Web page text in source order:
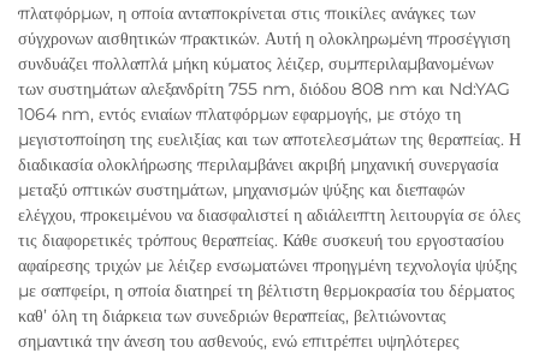
πλατφόρμων, η οποία ανταποκρίνεται στις ποικίλες ανάγκες των
σύγχρονων αισθητικών πρακτικών. Αυτή η ολοκληρωμένη προσέγγιση
συνδυάζει πολλαπλά μήκη κύματος λέιζερ, συμπεριλαμβανομένων
των συστημάτων αλεξανδρίτη 755 nm, διόδου 808 nm και Nd:YAG
1064 nm, εντός ενιαίων πλατφόρμων εφαρμογής, με στόχο τη
μεγιστοποίηση της ευελιξίας και των αποτελεσμάτων της θεραπείας. Η
διαδικασία ολοκλήρωσης περιλαμβάνει ακριβή μηχανική συνεργασία
μεταξύ οπτικών συστημάτων, μηχανισμών ψύξης και διεπαφών
ελέγχου, προκειμένου να διασφαλιστεί η αδιάλειπτη λειτουργία σε όλες
τις διαφορετικές τρόπους θεραπείας. Κάθε συσκευή του εργοστασίου
αφαίρεσης τριχών με λέιζερ ενσωματώνει προηγμένη τεχνολογία ψύξης
με σαπφείρι, η οποία διατηρεί τη βέλτιστη θερμοκρασία του δέρματος
καθ’ όλη τη διάρκεια των συνεδριών θεραπείας, βελτιώνοντας
σημαντικά την άνεση του ασθενούς, ενώ επιτρέπει υψηλότερες